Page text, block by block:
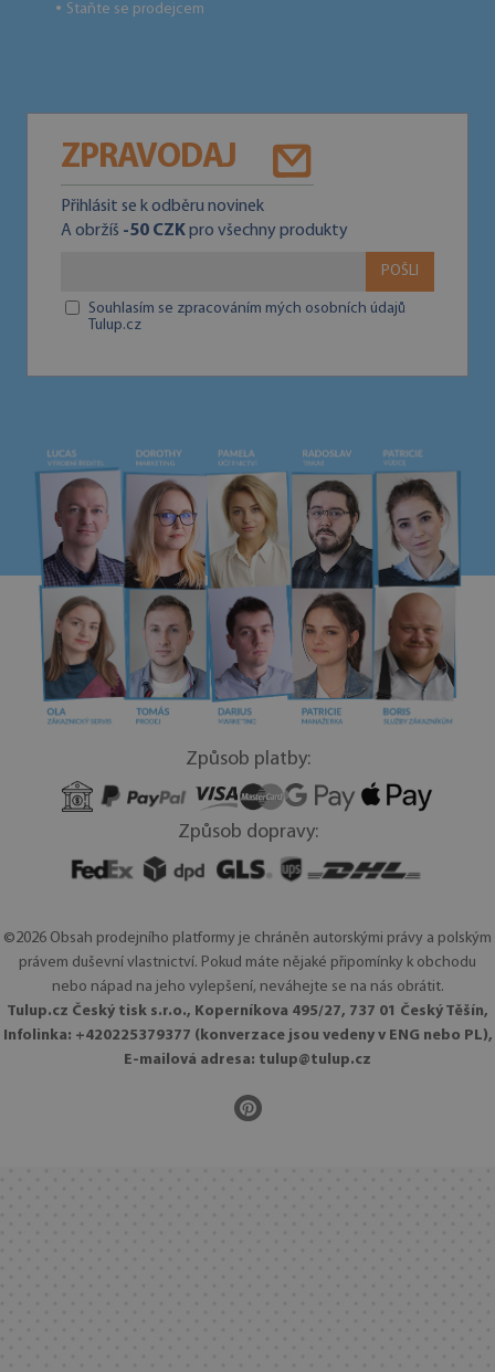
● Staňte se prodejcem
ZPRAVODAJ
Přihlásit se k odběru novinek
A obržíš -50 CZKpro všechny produkty
POŠLI
Souhlasím se zpracováním mých osobních údajů
Tulup.cz
Způsob platby:
Způsob dopravy:
©2026 Obsah prodejního platformy je chráněn autorskými právy a polským
právem duševní vlastnictví. Pokud máte nějaké připomínky k obchodu
nebo nápad na jeho vylepšení, neváhejte se na nás obrátit.
Tulup.cz Český tisk s.r.o., Koperníkova 495/27, 737 01 Český Těšín,
Infolinka: +420225379377 (konverzace jsou vedeny v ENG nebo PL),
E-mailová adresa: tulup@tulup.cz